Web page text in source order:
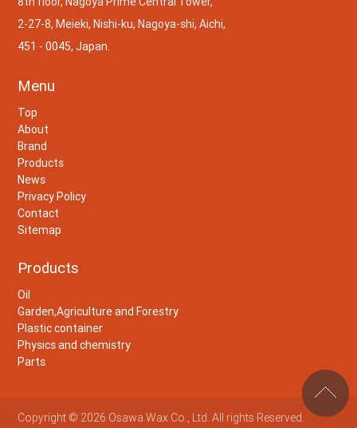
2-27-8, Meieki, Nishi-ku, Nagoya-shi, Aichi,
451 - 0045, Japan.
Menu
Top
About
Brand
Products
News
Privacy Policy
Contact
Sitemap
Products
Oil
Garden,Agriculture and Forestry
Plastic container
Physics and chemistry
Parts
Copyright © 2026 Osawa Wax Co., Ltd. All rights Reserved.